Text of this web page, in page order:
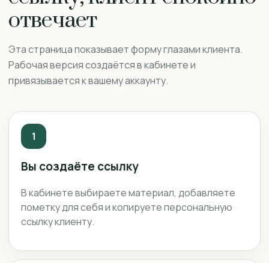
отвечает
Эта страница показывает форму глазами клиента.
Рабочая версия создаётся в кабинете и
привязывается к вашему аккаунту.
1
Вы создаёте ссылку
В кабинете выбираете материал, добавляете
пометку для себя и копируете персональную
ссылку клиенту.